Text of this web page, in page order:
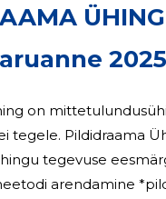
2025
on
Ühing on asutatud
arendamine